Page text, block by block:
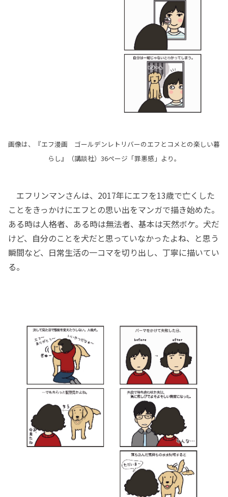
画像は、『エフ漫画 ゴールデンレトリバーのエフとコメとの楽しい暮
らし』（講談社）36ページ「罪悪感」より。
エフリンマンさんは、2017年にエフを13歳で亡くした
ことをきっかけにエフとの思い出をマンガで描き始めた。
ある時は人格者、ある時は無法者、基本は天然ボケ。犬だ
けど、自分のことを犬だと思っていなかったよね、と思う
瞬間など、日常生活の一コマを切り出し、丁寧に描いてい
る。